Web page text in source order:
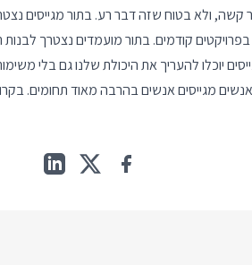
קשה, ולא בטוח שזה דבר רע. בתור מגייסים
קודמים. בתור מועמדים נצטרך לבנות
יוכלו להעריך את היכולת שלנו גם בלי משימות
מגייסים אנשים בהרבה מאוד תחומים.